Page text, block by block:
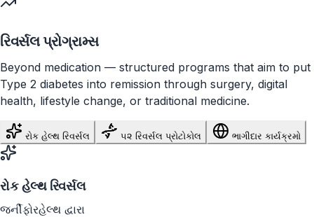
રિવર્સલ પ્રોગ્રામ્સ
Beyond medication — structured programs that aim to put
Type 2 diabetes into remission through surgery, digital
health, lifestyle change, or traditional medicine.
રોક હેલ્થ રિવર્સલ ૫૨ રિવર્સલ પ્રોટોકોલ ભાગીદાર કાર્યક્રમો
રોક હેલ્થ રિવર્સલ
જર્નીફોરહેલ્થ દ્વારા